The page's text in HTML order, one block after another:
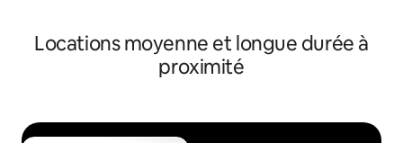
Locations moyenne et longue durée à
proximité